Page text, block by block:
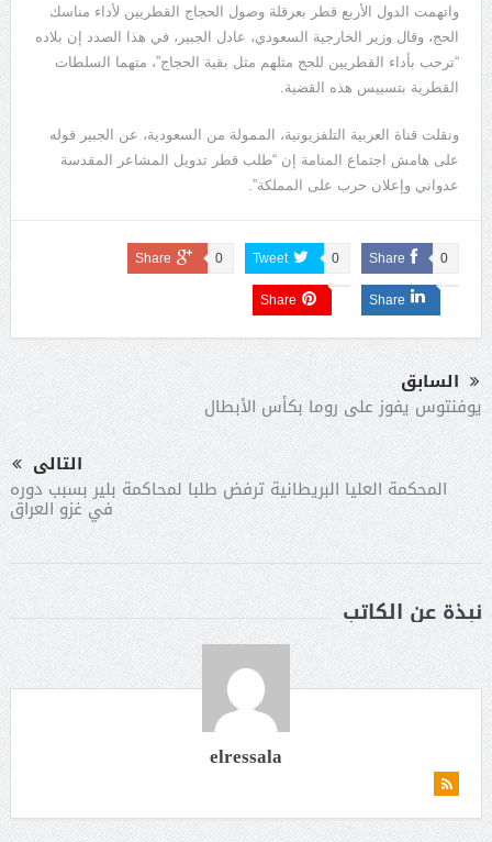
واتهمت الدول الأربع قطر بعرقلة وصول الحجاج القطريين لأداء مناسك
الحج، وقال وزير الخارجية السعودي، عادل الجبير، في هذا الصدد إن بلاده
“ترحب بأداء القطريين للحج مثلهم مثل بقية الحجاج”، متهما السلطات
القطرية بتسييس هذه القضية.
ونقلت قناة العربية التلفزيونية، الممولة من السعودية، عن الجبير قوله
على هامش اجتماع المنامة إن “طلب قطر تدويل المشاعر المقدسة
عدواني وإعلان حرب على المملكة”.
Share 0
Tweet 0
Share 0
Share
Share
السابق
يوفنتوس يفوز على روما بكأس الأبطال
التالى
المحكمة العليا البريطانية ترفض طلبا لمحاكمة بلير بسبب دوره
في غزو العراق
نبذة عن الكاتب
elressala